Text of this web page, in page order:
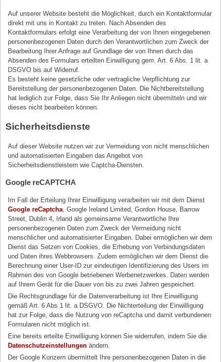
Auf unserer Website besteht die Möglichkeit, durch ein Kontaktformular
direkt mit uns in Kontakt zu treten. Nach Absenden des
Kontaktformulars erfolgt eine Verarbeitung der von Ihnen eingegebenen
personenbezogenen Daten durch den Verantwortlichen zum Zweck der
Bearbeitung Ihrer Anfrage auf Grundlage der von Ihnen durch das
Absenden des Formulars erteilten Einwilligung gem. Art. 6 Abs. 1 lit. a
DSGVO bis auf Widerruf.
Es besteht keine gesetzliche oder vertragliche Verpflichtung zur
Bereitstellung der personenbezogenen Daten. Die Nichtbereitstellung
hat lediglich zur Folge, dass Sie Ihr Anliegen nicht übermitteln und wir
dieses nicht bearbeiten können.
Sicherheitsdienste
Auf dieser Website nutzen wir zur Vermeidung von nicht menschlichen
und automatisierten Eingaben das Angebot von
Sicherheitsdienstleistern wie Captcha-Diensten.
Google reCAPTCHA
Im Fall der Erteilung Ihrer Einwilligung verarbeiten wir mit dem Dienst
Google reCaptcha , Google Ireland Limited, Gordon House, Barrow
Street, Dublin 4, Irland als gemeinsame Verantwortliche Ihre
personenbezogenen Daten zum Zweck der Vermeidung nicht
menschlicher und automatisierter Eingaben. Dabei ermöglichen wir dem
Dienst das Setzen von Cookies, die Erhebung von Verbindungsdaten
und Daten ihres Webbrowsers. Zudem ermöglichen wir dem Dienst die
Berechnung einer User-ID zur eindeutigen Identifizierung des Users im
Rahmen des von Google betriebenen Werbenetzwerkes. Daten werden
auf Ihrem Gerät für die Dauer von bis zu zwei Jahren gespeichert.
Die Rechtsgrundlage für die Datenverarbeitung ist Ihre Einwilligung
gemäß Art. 6 Abs 1 lit. a DSGVO. Die Nichterteilung der Einwilligung
hat zur Folge, dass die Nutzung von reCaptcha und damit verbundenen
Formularen nicht möglich ist.
Eine bereits erteilte Einwilligung können Sie widerrufen, indem Sie die
Datenschutzeinstellungen ändern.
Der Google Konzern übermittelt Ihre personenbezogenen Daten in die